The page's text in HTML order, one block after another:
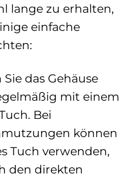
lange zu erhalten,
einfache
das Gehäuse
mit einem
Bei
können
Tuch verwenden,
den direkten